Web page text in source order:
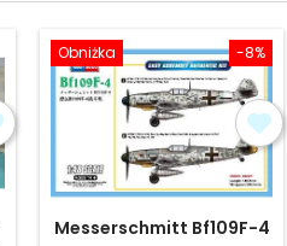
-8%
Obniżka
Messerschmitt Bf109F-4